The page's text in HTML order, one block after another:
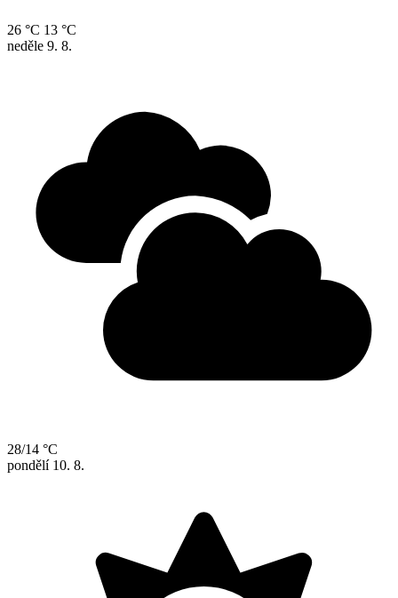
26 °C 13 °C
neděle 9. 8.
28/14 °C
pondělí 10. 8.